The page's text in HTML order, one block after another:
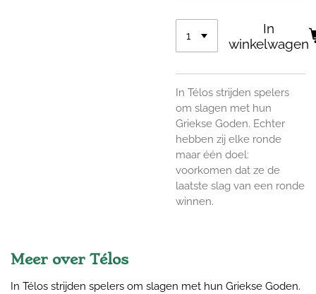
In
winkelwagen
In Télos strijden spelers
om slagen met hun
Griekse Goden. Echter
hebben zij elke ronde
maar één doel:
voorkomen dat ze de
laatste slag van een ronde
winnen.
Meer over Télos
In Télos strijden spelers om slagen met hun Griekse Goden.